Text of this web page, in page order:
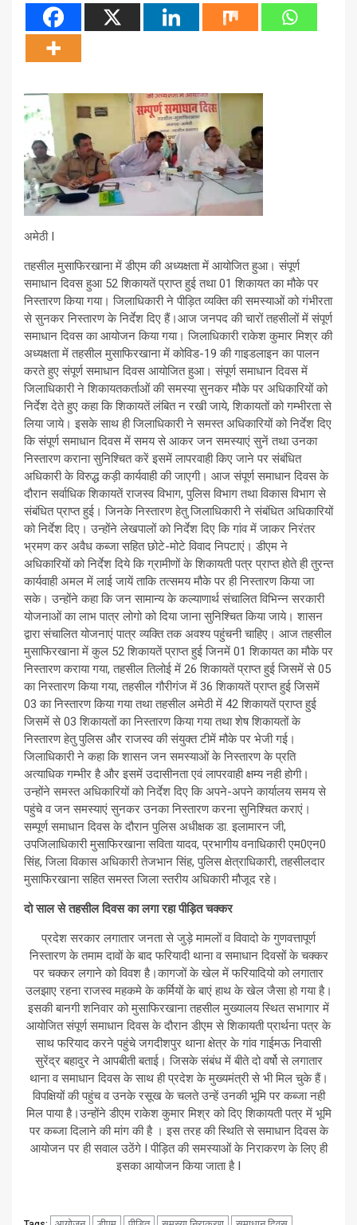
अमेठी I
तहसील मुसाफिरखाना में डीएम की अध्यक्षता में आयोजित हुआ। संपूर्ण
समाधान दिवस हुआ 52 शिकायतें प्राप्त हुई तथा 01 शिकायत का मौके पर
निस्तारण किया गया। जिलाधिकारी ने पीड़ित व्यक्ति की समस्याओं को गंभीरता
से सुनकर निस्तारण के निर्देश दिए हैं।आज जनपद की चारों तहसीलों में संपूर्ण
समाधान दिवस का आयोजन किया गया। जिलाधिकारी राकेश कुमार मिश्र की
अध्यक्षता में तहसील मुसाफिरखाना में कोविड-19 की गाइडलाइन का पालन
करते हुए संपूर्ण समाधान दिवस आयोजित हुआ। संपूर्ण समाधान दिवस में
जिलाधिकारी ने शिकायतकर्ताओं की समस्या सुनकर मौके पर अधिकारियों को
निर्देश देते हुए कहा कि शिकायतें लंबित न रखी जाये, शिकायतों को गम्भीरता से
लिया जाये। इसके साथ ही जिलाधिकारी ने समस्त अधिकारियों को निर्देश दिए
कि संपूर्ण समाधान दिवस में समय से आकर जन समस्याएं सुनें तथा उनका
निस्तारण कराना सुनिश्चित करें इसमें लापरवाही किए जाने पर संबंधित
अधिकारी के विरुद्ध कड़ी कार्यवाही की जाएगी। आज संपूर्ण समाधान दिवस के
दौरान सर्वाधिक शिकायतें राजस्व विभाग, पुलिस विभाग तथा विकास विभाग से
संबंधित प्राप्त हुई। जिनके निस्तारण हेतु जिलाधिकारी ने संबंधित अधिकारियों
को निर्देश दिए। उन्होंने लेखपालों को निर्देश दिए कि गांव में जाकर निरंतर
भ्रमण कर अवैध कब्जा सहित छोटे-मोटे विवाद निपटाएं। डीएम ने
अधिकारियों को निर्देश दिये कि ग्रामीणों के शिकायती पत्र प्राप्त होते ही तुरन्त
कार्यवाही अमल में लाई जायें ताकि तत्समय मौके पर ही निस्तारण किया जा
सके। उन्होंने कहा कि जन सामान्य के कल्याणार्थ संचालित विभिन्न सरकारी
योजनाओं का लाभ पात्र लोगो को दिया जाना सुनिश्चित किया जाये। शासन
द्वारा संचालित योजनाएं पात्र व्यक्ति तक अवश्य पहुंचनी चाहिए। आज तहसील
मुसाफिरखाना में कुल 52 शिकायतें प्राप्त हुई जिनमें 01 शिकायत का मौके पर
निस्तारण कराया गया, तहसील तिलोई में 26 शिकायतें प्राप्त हुई जिसमें से 05
का निस्तारण किया गया, तहसील गौरीगंज में 36 शिकायतें प्राप्त हुई जिसमें
03 का निस्तारण किया गया तथा तहसील अमेठी में 42 शिकायतें प्राप्त हुई
जिसमें से 03 शिकायतों का निस्तारण किया गया तथा शेष शिकायतों के
निस्तारण हेतु पुलिस और राजस्व की संयुक्त टीमें मौके पर भेजी गई।
जिलाधिकारी ने कहा कि शासन जन समस्याओं के निस्तारण के प्रति
अत्याधिक गम्भीर है और इसमें उदासीनता एवं लापरवाही क्षम्य नही होगी।
उन्होंने समस्त अधिकारियों को निर्देश दिए कि अपने-अपने कार्यालय समय से
पहुंचे व जन समस्याएं सुनकर उनका निस्तारण करना सुनिश्चित कराएं।
सम्पूर्ण समाधान दिवस के दौरान पुलिस अधीक्षक डा. इलामारन जी,
उपजिलाधिकारी मुसाफिरखाना सविता यादव, प्रभागीय वनाधिकारी एम0एन0
सिंह, जिला विकास अधिकारी तेजभान सिंह, पुलिस क्षेत्राधिकारी, तहसीलदार
मुसाफिरखाना सहित समस्त जिला स्तरीय अधिकारी मौजूद रहे।
दो साल से तहसील दिवस का लगा रहा पीड़ित चक्कर
प्रदेश सरकार लगातार जनता से जुड़े मामलों व विवादो के गुणवत्तापूर्ण
निस्तारण के तमाम दावों के बाद फरियादी थाना व समाधान दिवसों के चक्कर
पर चक्कर लगाने को विवश है।कागजों के खेल में फरियादियो को लगातार
उलझाए रहना राजस्व महकमे के कर्मियों के बाएं हाथ के खेल जैसा हो गया है।
इसकी बानगी शनिवार को मुसाफिरखाना तहसील मुख्यालय स्थित सभागार में
आयोजित संपूर्ण समाधान दिवस के दौरान डीएम से शिकायती प्रार्थना पत्र के
साथ फरियाद करने पहुंचे जगदीशपुर थाना क्षेत्र के गांव गाईमऊ निवासी
सुरेंद्र बहादुर ने आपबीती बताई। जिसके संबंध में बीते दो वर्षो से लगातार
थाना व समाधान दिवस के साथ ही प्रदेश के मुख्यमंत्री से भी मिल चुके हैं।
विपक्षियों की पहुंच व उनके रसूख के चलते उन्हें उनकी भूमि पर कब्जा नही
मिल पाया है।उन्होंने डीएम राकेश कुमार मिश्र को दिए शिकायती पत्र में भूमि
पर कब्जा दिलाने की मांग की है । इस तरह की स्थिति से समाधान दिवस के
आयोजन पर ही सवाल उठेंगे I पीड़ित की समस्याओं के निराकरण के लिए ही
इसका आयोजन किया जाता है I